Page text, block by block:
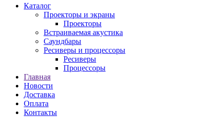
Каталог
Проекторы и экраны
Проекторы
Встраиваемая акустика
Саундбары
Ресиверы и процессоры
Ресиверы
Процессоры
Главная
Новости
Доставка
Оплата
Контакты